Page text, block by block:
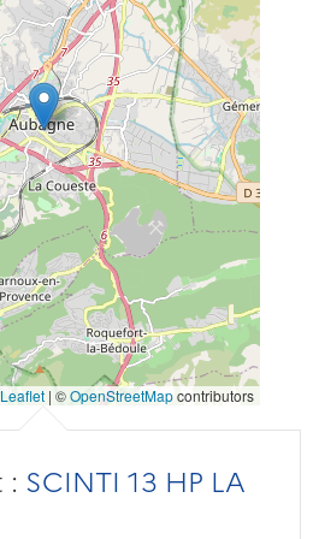
| ©OpenStreetMapcontributors
: SCINTI 13 HP LA